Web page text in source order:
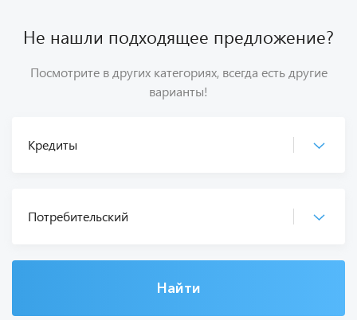
Не нашли подходящее предложение?
Посмотрите в других категориях, всегда есть другие
варианты!
Найти